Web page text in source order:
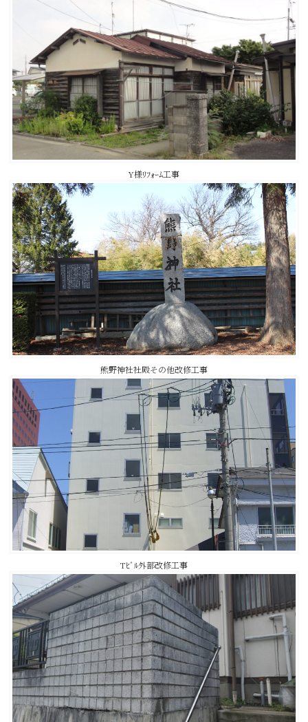
Y様ﾘﾌｫｰﾑ工事
熊野神社社殿その他改修工事
Tﾋﾞﾙ外部改修工事